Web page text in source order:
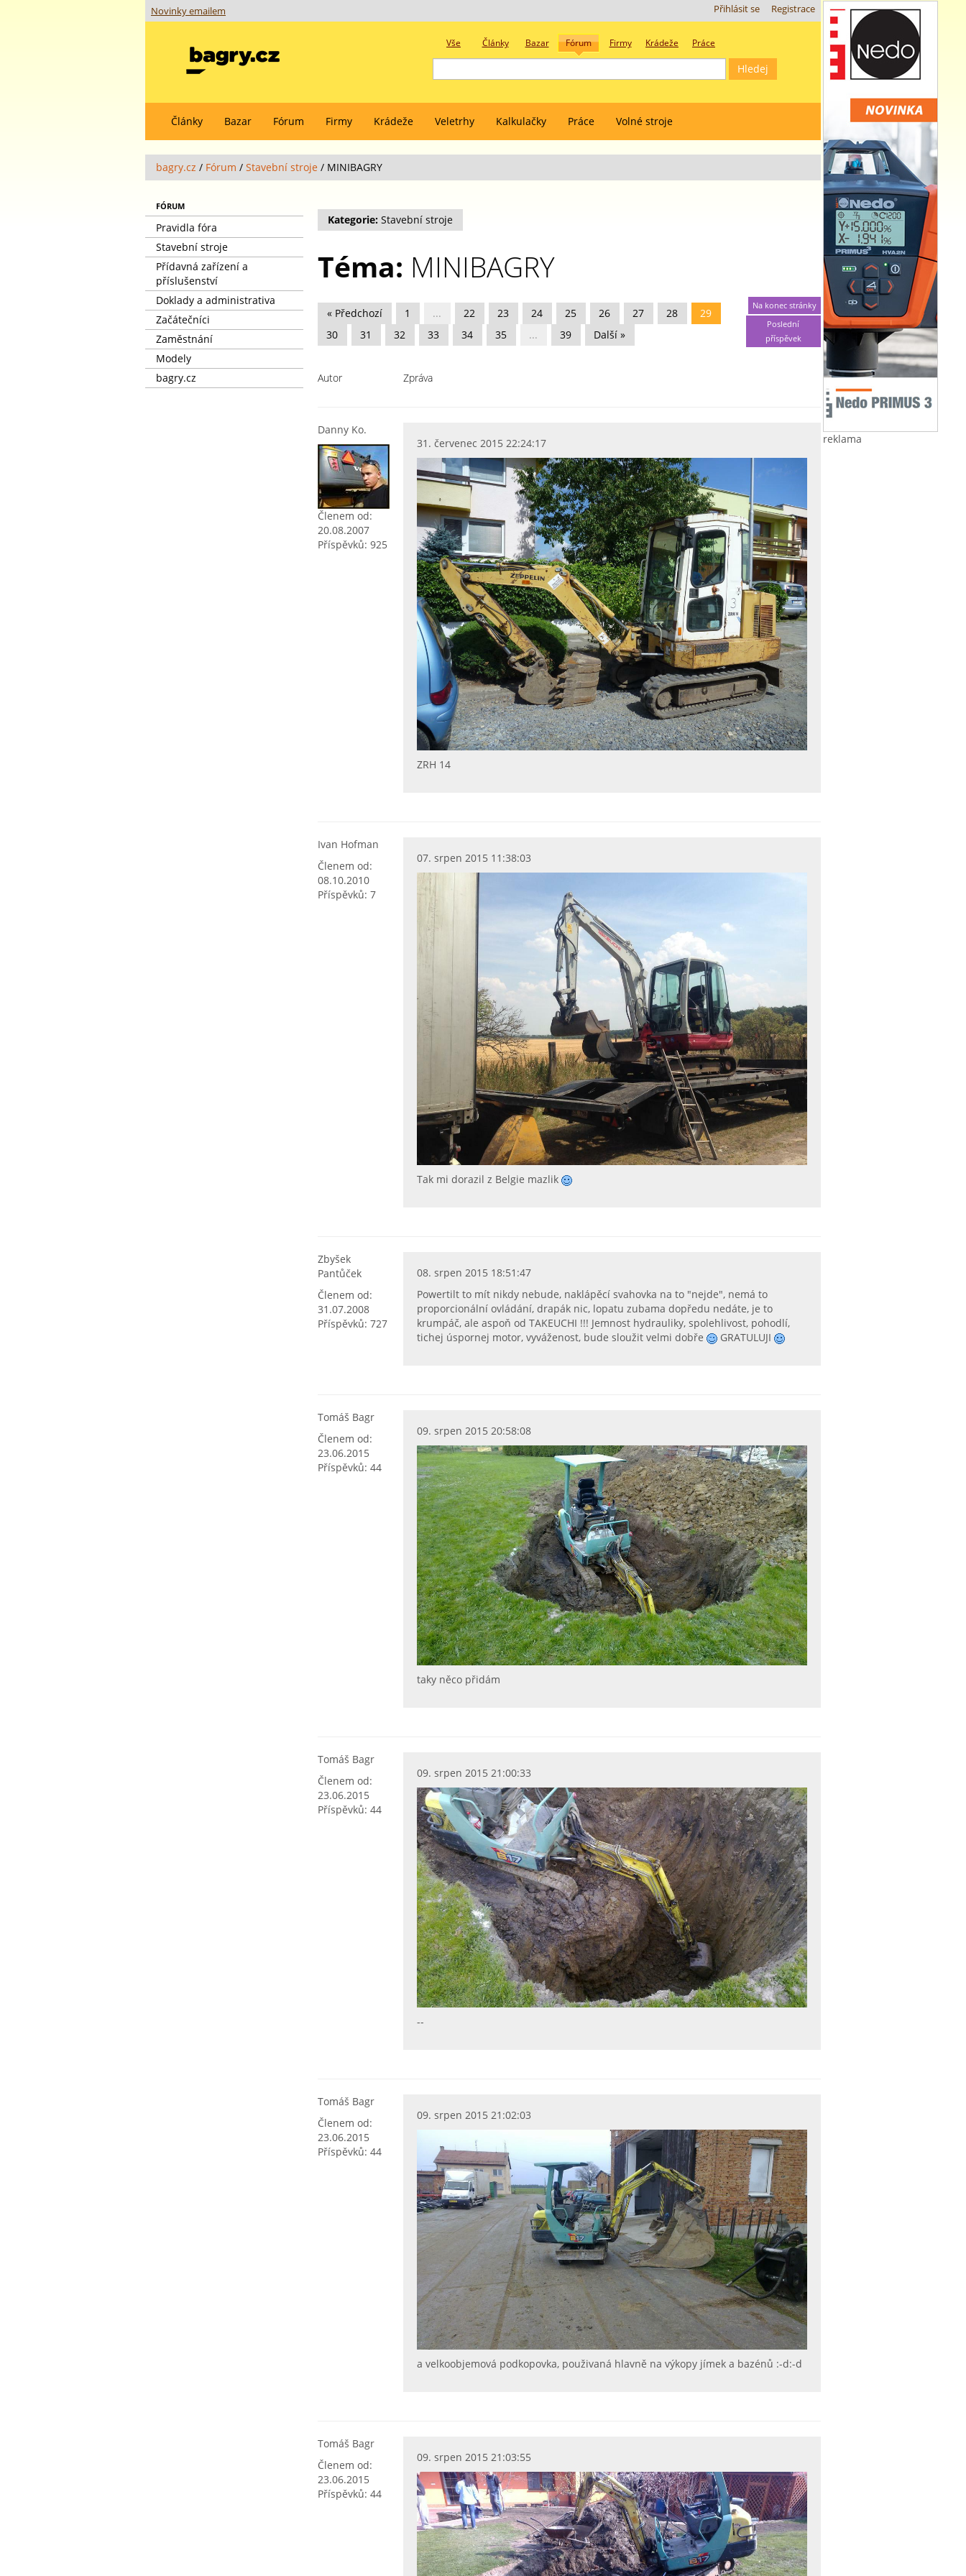
reklama
Novinky emailem Registrace
Přihlásit se
Vše Články Bazar Fórum Firmy Krádeže Práce
Články Bazar Fórum Firmy Krádeže Veletrhy Kalkulačky Práce Volné stroje
bagry.cz / Fórum / Stavební stroje / MINIBAGRY
FÓRUM
Pravidla fóra
Stavební stroje
Přídavná zařízení a
příslušenství
Doklady a administrativa
Začátečníci
Zaměstnání
Modely
bagry.cz
Kategorie: Stavební stroje
Téma: MINIBAGRY
« Předchozí 1 ... 22 23 24 25 26 27 28
29
30
31 32 33 34 35 ... 39 Další »
Na konec stránky
Poslední
příspěvek
Autor Zpráva
Danny Ko.
Členem od:
20.08.2007
Příspěvků: 925
31. červenec 2015 22:24:17
ZRH 14
Ivan Hofman
Členem od:
08.10.2010
Příspěvků: 7
07. srpen 2015 11:38:03
Tak mi dorazil z Belgie mazlik
Zbyšek
Pantůček
Členem od:
31.07.2008
Příspěvků: 727
08. srpen 2015 18:51:47
Powertilt to mít nikdy nebude, naklápěcí svahovka na to "nejde", nemá to
proporcionální ovládání, drapák nic, lopatu zubama dopředu nedáte, je to
krumpáč, ale aspoň od TAKEUCHI !!! Jemnost hydrauliky, spolehlivost, pohodlí,
tichej úspornej motor, vyváženost, bude sloužit velmi dobře
GRATULUJI
Tomáš Bagr
Členem od:
23.06.2015
Příspěvků: 44
09. srpen 2015 20:58:08
taky něco přidám
Tomáš Bagr
Členem od:
23.06.2015
Příspěvků: 44
09. srpen 2015 21:00:33
--
Tomáš Bagr
Členem od:
23.06.2015
Příspěvků: 44
09. srpen 2015 21:02:03
a velkoobjemová podkopovka, použivaná hlavně na výkopy jímek a bazénů :-d:-d
Tomáš Bagr
Členem od:
23.06.2015
Příspěvků: 44
09. srpen 2015 21:03:55